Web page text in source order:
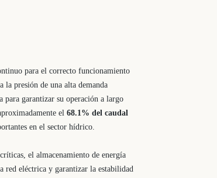
para el correcto funcionamiento
la presión de una alta demanda
para garantizar su operación a largo
el 68.1% del caudal
en el sector hídrico.
el almacenamiento de energía
red eléctrica y garantizar la estabilidad